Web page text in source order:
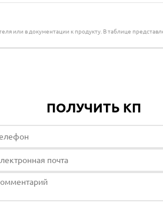
или в документации к продукту. В таблице
ПОЛУЧИТЬ КП